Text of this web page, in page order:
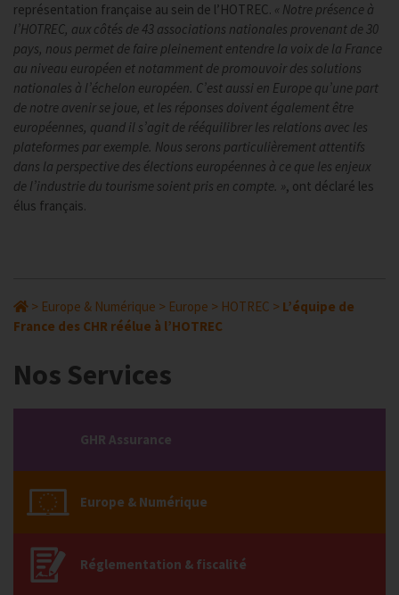
représentation française au sein de l’HOTREC. « Notre présence à
l’HOTREC, aux côtés de 43 associations nationales provenant de 30
pays, nous permet de faire pleinement entendre la voix de la France
au niveau européen et notamment de promouvoir des solutions
nationales à l’échelon européen. C’est aussi en Europe qu’une part
de notre avenir se joue, et les réponses doivent également être
européennes, quand il s’agit de rééquilibrer les relations avec les
plateformes par exemple. Nous serons particulièrement attentifs
dans la perspective des élections européennes à ce que les enjeux
de l’industrie du tourisme soient pris en compte. », ont déclaré les
élus français.
> Europe & Numérique > Europe > HOTREC > L’équipe de
France des CHR réélue à l’HOTREC
Nos Services
GHR Assurance
Europe & Numérique
Réglementation & fiscalité